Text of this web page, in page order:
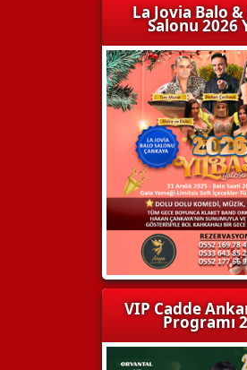
La Jovia Balo
Salonu 2026
VIP Cadde
Programı